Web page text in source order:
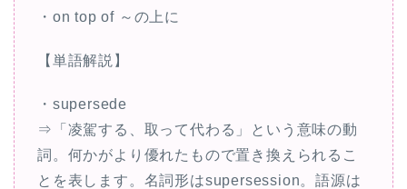
・on top of ～の上に
【単語解説】
・supersede
⇒「凌駕する、取って代わる」という意味の動
詞。何かがより優れたもので置き換えられるこ
とを表します。名詞形はsupersession。語源は